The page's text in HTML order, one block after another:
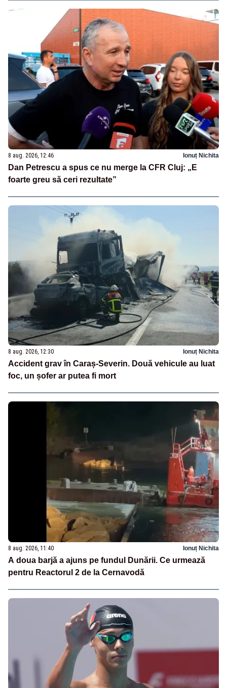
8 aug. 2026, 12:46 Ionuț Nichita
Dan Petrescu a spus ce nu merge la CFR Cluj: „E
foarte greu să ceri rezultate”
8 aug. 2026, 12:30 Ionuț Nichita
Accident grav în Caraș-Severin. Două vehicule au luat
foc, un șofer ar putea fi mort
8 aug. 2026, 11:40 Ionuț Nichita
A doua barjă a ajuns pe fundul Dunării. Ce urmează
pentru Reactorul 2 de la Cernavodă